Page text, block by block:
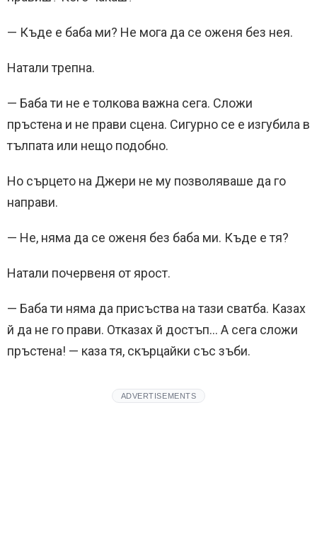
— Къде е баба ми? Не мога да се оженя без нея.
Натали трепна.
— Баба ти не е толкова важна сега. Сложи
пръстена и не прави сцена. Сигурно се е изгубила в
тълпата или нещо подобно.
Но сърцето на Джери не му позволяваше да го
направи.
— Не, няма да се оженя без баба ми. Къде е тя?
Натали почервеня от ярост.
— Баба ти няма да присъства на тази сватба. Казах
й да не го прави. Отказах й достъп… А сега сложи
пръстена! — каза тя, скърцайки със зъби.
ADVERTISEMENTS